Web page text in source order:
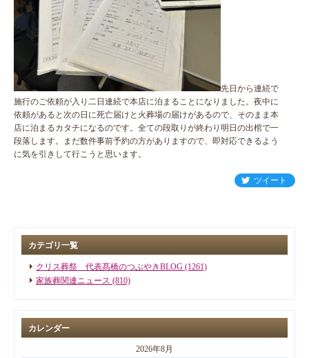
先日から連続で
施行のご依頼が入り二日連続で本店に泊まることになりました。夜中に
依頼があると次の日に死亡届けと火葬場の届けがあるので、そのまま本
店に泊まるカタチになるのです。全ての段取りが終わり明日の出棺で一
段落します。まだ数件事前予約の方がありますので、即対応できるよう
に気を引きして行こうと思います。
ツイート
カテゴリ一覧
クリス葬祭 代表髙橋のつぶやきBLOG (1261)
家族葬関連ニュース (810)
カレンダー
2026年8月